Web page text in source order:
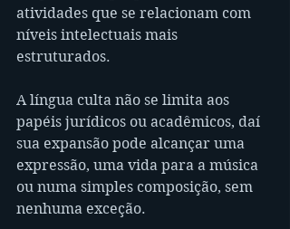
atividades que se relacionam com
níveis intelectuais mais
estruturados.
A língua culta não se limita aos
papéis jurídicos ou acadêmicos, daí
sua expansão pode alcançar uma
expressão, uma vida para a música
ou numa simples composição, sem
nenhuma exceção.